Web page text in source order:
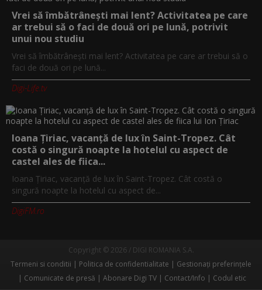
Vrei să îmbătrânești mai lent? Activitatea pe care
ar trebui să o faci de două ori pe lună, potrivit
unui nou studiu
Vrei să îmbătrânești mai lent? Activitatea pe care ar trebui să o
faci de două ori pe lună...
Digi-Life.tv
Ioana Țiriac, vacanță de lux în Saint-Tropez. Cât
costă o singură noapte la hotelul cu aspect de
castel ales de fiica...
Ioana Țiriac, vacanță de lux în Saint-Tropez. Cât costă o
singură noapte la hotelul cu aspect de...
DigiFM.ro
Copyright © 2026 / DIGI ROMANIA S.A.
Termeni si conditii
Politica de confidentialitate
Gestionați preferințele
Comunicate de presă
Abonare Digi TV Contact/Info Codul etic